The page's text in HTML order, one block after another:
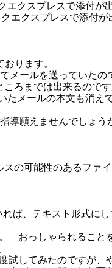
エクスプレスで添付が
エクスプレスで添付
ります。
メールを送っていた
ころまでは出来るので
たメールの本文も消え
導願えませんでしょう
の可能性のあるファ
ば、テキスト形式にし
おっしゃられること
してみたのですが、